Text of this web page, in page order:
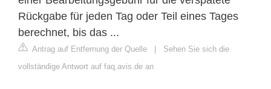
Rückgabe für jeden Tag oder Teil eines Tages
berechnet, bis das ...
Antrag auf Entfernung der Quelle
Sehen Sie sich die
vollständige Antwort auf faq.avis.de an